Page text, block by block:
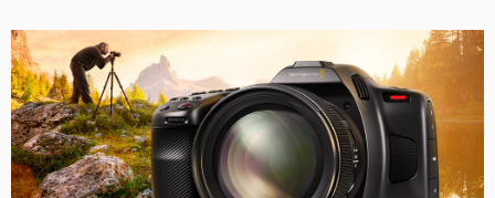
Canada
China
Denmark